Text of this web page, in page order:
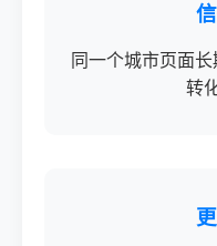
同一个城市页面
转